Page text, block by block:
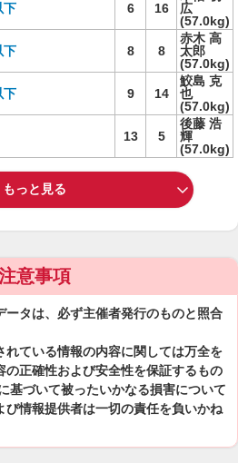
下 6 16
広
(57.0kg)
下 8 8
赤木 高
太郎
(57.0kg)
下 9 14
鮫島 克
也
(57.0kg)
13 5
後藤 浩
輝
(57.0kg)
もっと見る
意事項
ータは、必ず主催者発行のものと照合
れている情報の内容に関しては万全を
の正確性および安全性を保証するもの
基づいて被ったいかなる損害について
び情報提供者は一切の責任を負いかね